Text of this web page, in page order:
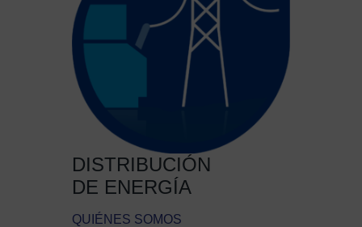
DISTRIBUCIÓN
DE ENERGÍA
QUIÉNES SOMOS